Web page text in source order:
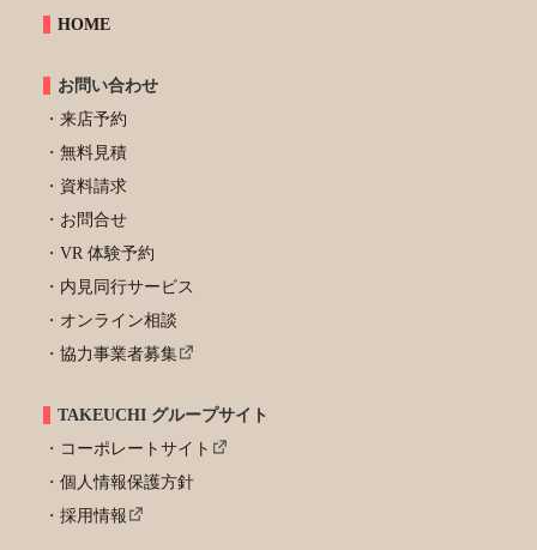
HOME
お問い合わせ
来店予約
無料見積
資料請求
お問合せ
VR 体験予約
内見同行サービス
オンライン相談
協力事業者募集
TAKEUCHI グループサイト
コーポレートサイト
個人情報保護方針
採用情報